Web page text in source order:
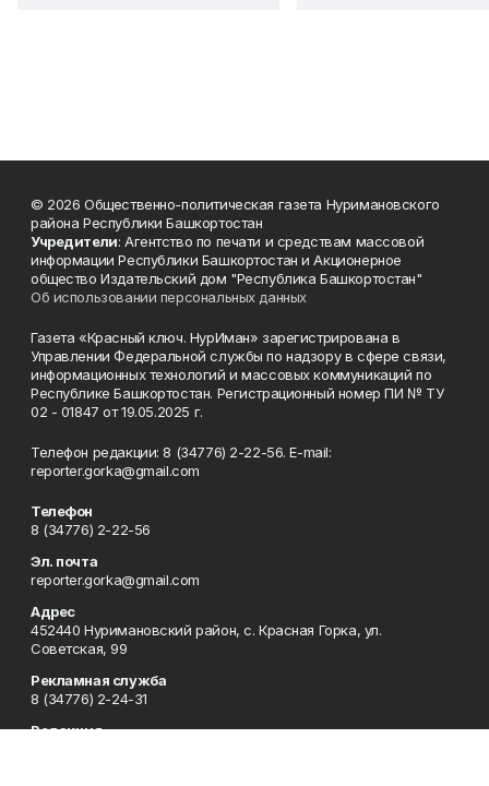
© 2026 Общественно-политическая газета Нуримановского
района Республики Башкортостан
Учредители: Агентство по печати и средствам массовой
информации Республики Башкортостан и Акционерное
общество Издательский дом "Республика Башкортостан"
Об использовании персональных данных
Газета «Красный ключ. НурИман» зарегистрирована в
Управлении Федеральной службы по надзору в сфере связи,
информационных технологий и массовых коммуникаций по
Республике Башкортостан. Регистрационный номер ПИ № ТУ
02 - 01847 от 19.05.2025 г.
Телефон редакции: 8 (34776) 2-22-56. E-mail:
reporter.gorka@gmail.com
Телефон
8 (34776) 2-22-56
Эл. почта
reporter.gorka@gmail.com
Адрес
452440 Нуримановский район, с. Красная Горка, ул.
Советская, 99
Рекламная служба
8 (34776) 2-24-31
Редакция